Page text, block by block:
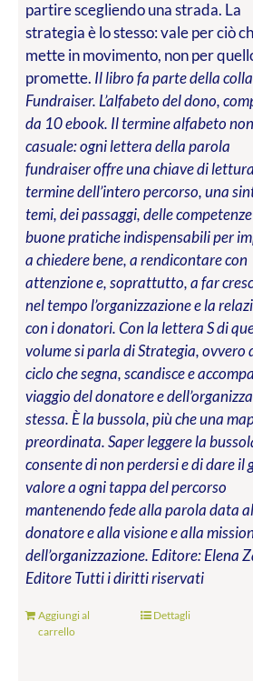
partire scegliendo una strada. La
strategia è lo stesso: vale per ciò
mette in movimento, non per
promette. Il libro fa parte della
Fundraiser. L’alfabeto del dono,
da 10 ebook. Il termine alfabeto
casuale: ogni lettera della parola
fundraiser offre una chiave di
termine dell’intero percorso, una
temi, dei passaggi, delle
buone pratiche indispensabili per
a chiedere bene, a rendicontare con
attenzione e, soprattutto, a far
nel tempo l’organizzazione e la
con i donatori. Con la lettera S di
volume si parla di Strategia, ovvero
ciclo che segna, scandisce e
viaggio del donatore e
stessa. È la bussola, più che una
preordinata. Saper leggere la
consente di non perdersi e di dare il
valore a ogni tappa del percorso
mantenendo fede alla parola data al
donatore e alla visione e alla
dell’organizzazione. Editore: Elena
EditoreTutti i diritti riservati
Aggiungi al
carrello
Dettagli